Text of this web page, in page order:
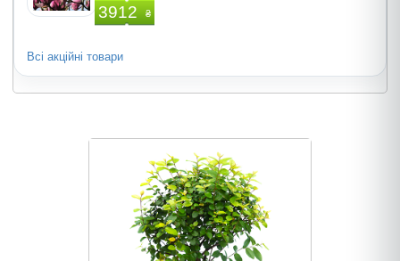
3912 ₴
Всі акційні товари